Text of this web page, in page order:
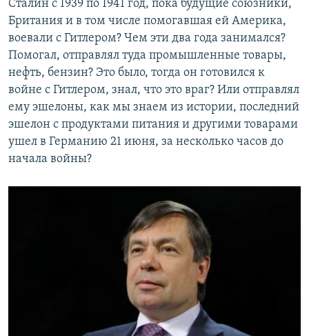
Сталин с 1939 по 1941 год, пока будущие союзники,
Британия и в том числе помогавшая ей Америка,
воевали с Гитлером? Чем эти два года занимался?
Помогал, отправлял туда промышленные товары,
нефть, бензин? Это было, тогда он готовился к
войне с Гитлером, знал, что это враг? Или отправлял
ему эшелоны, как мы знаем из истории, последний
эшелон с продуктами питания и другими товарами
ушел в Германию 21 июня, за несколько часов до
начала войны?